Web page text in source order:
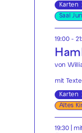
Karten
Saal
19:00 -
von
mit
Karten
Altes
19:30|